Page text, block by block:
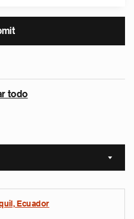
todo
Sort
Ecuador